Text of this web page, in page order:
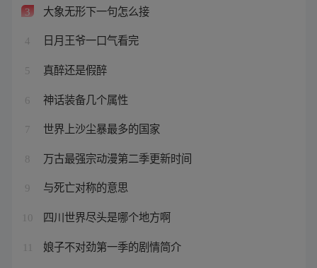
3 大象无形下一句怎么接
4 日月王爷一口气看完
5 真醉还是假醉
6 神话装备几个属性
7 世界上沙尘暴最多的国家
8 万古最强宗动漫第二季更新时间
9 与死亡对称的意思
10 四川世界尽头是哪个地方啊
娘子不对劲第一季的剧情简介